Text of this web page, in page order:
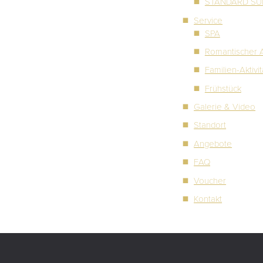
Service
SPA
Romantischer
Familien-
Frühstück
Galerie & Video
Standort
Angebote
FAQ
Voucher
Kontakt